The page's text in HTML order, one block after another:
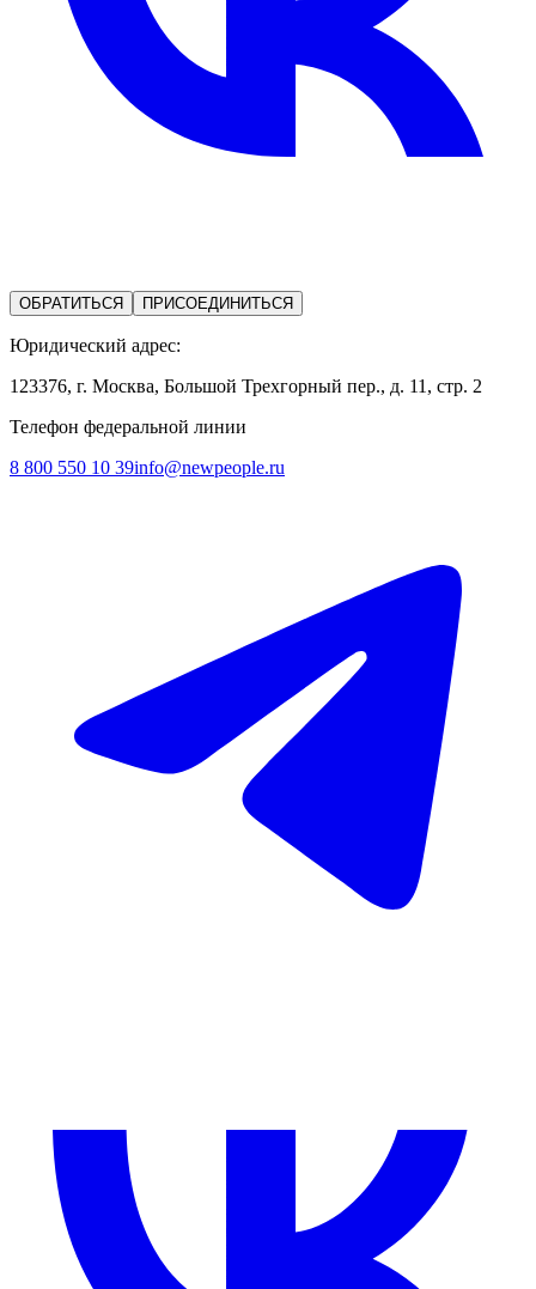
ОБРАТИТЬСЯ ПРИСОЕДИНИТЬСЯ
Юридический адрес:
123376, г. Москва, Большой Трехгорный пер., д. 11, стр. 2
Телефон федеральной линии
8 800 550 10 39info@newpeople.ru